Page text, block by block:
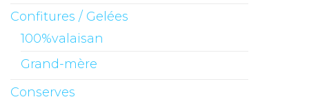
Confitures / Gelées
100%valaisan
Grand-mère
Conserves